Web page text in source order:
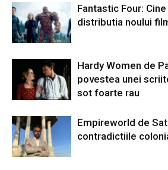
Fantastic Four:
distributia noului
Hardy Women de
povestea unei
sot foarte rau
Empireworld de
contradictiile